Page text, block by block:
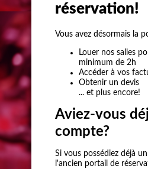
réservation!
Vous avez désormais la
Louer nos salles
minimum de 2h
Accéder à vos
Obtenir un devis
... et plus encore!
Aviez-vous
compte?
Si vous possédiez déjà
l'ancien portail de